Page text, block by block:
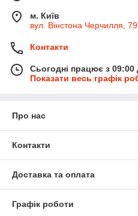
м. Київ
вул. Вінстона Черчилля,
Контакти
Сьогодні працює з 09:00
Показати весь графік
Про нас
Контакти
Доставка та оплата
Графік роботи